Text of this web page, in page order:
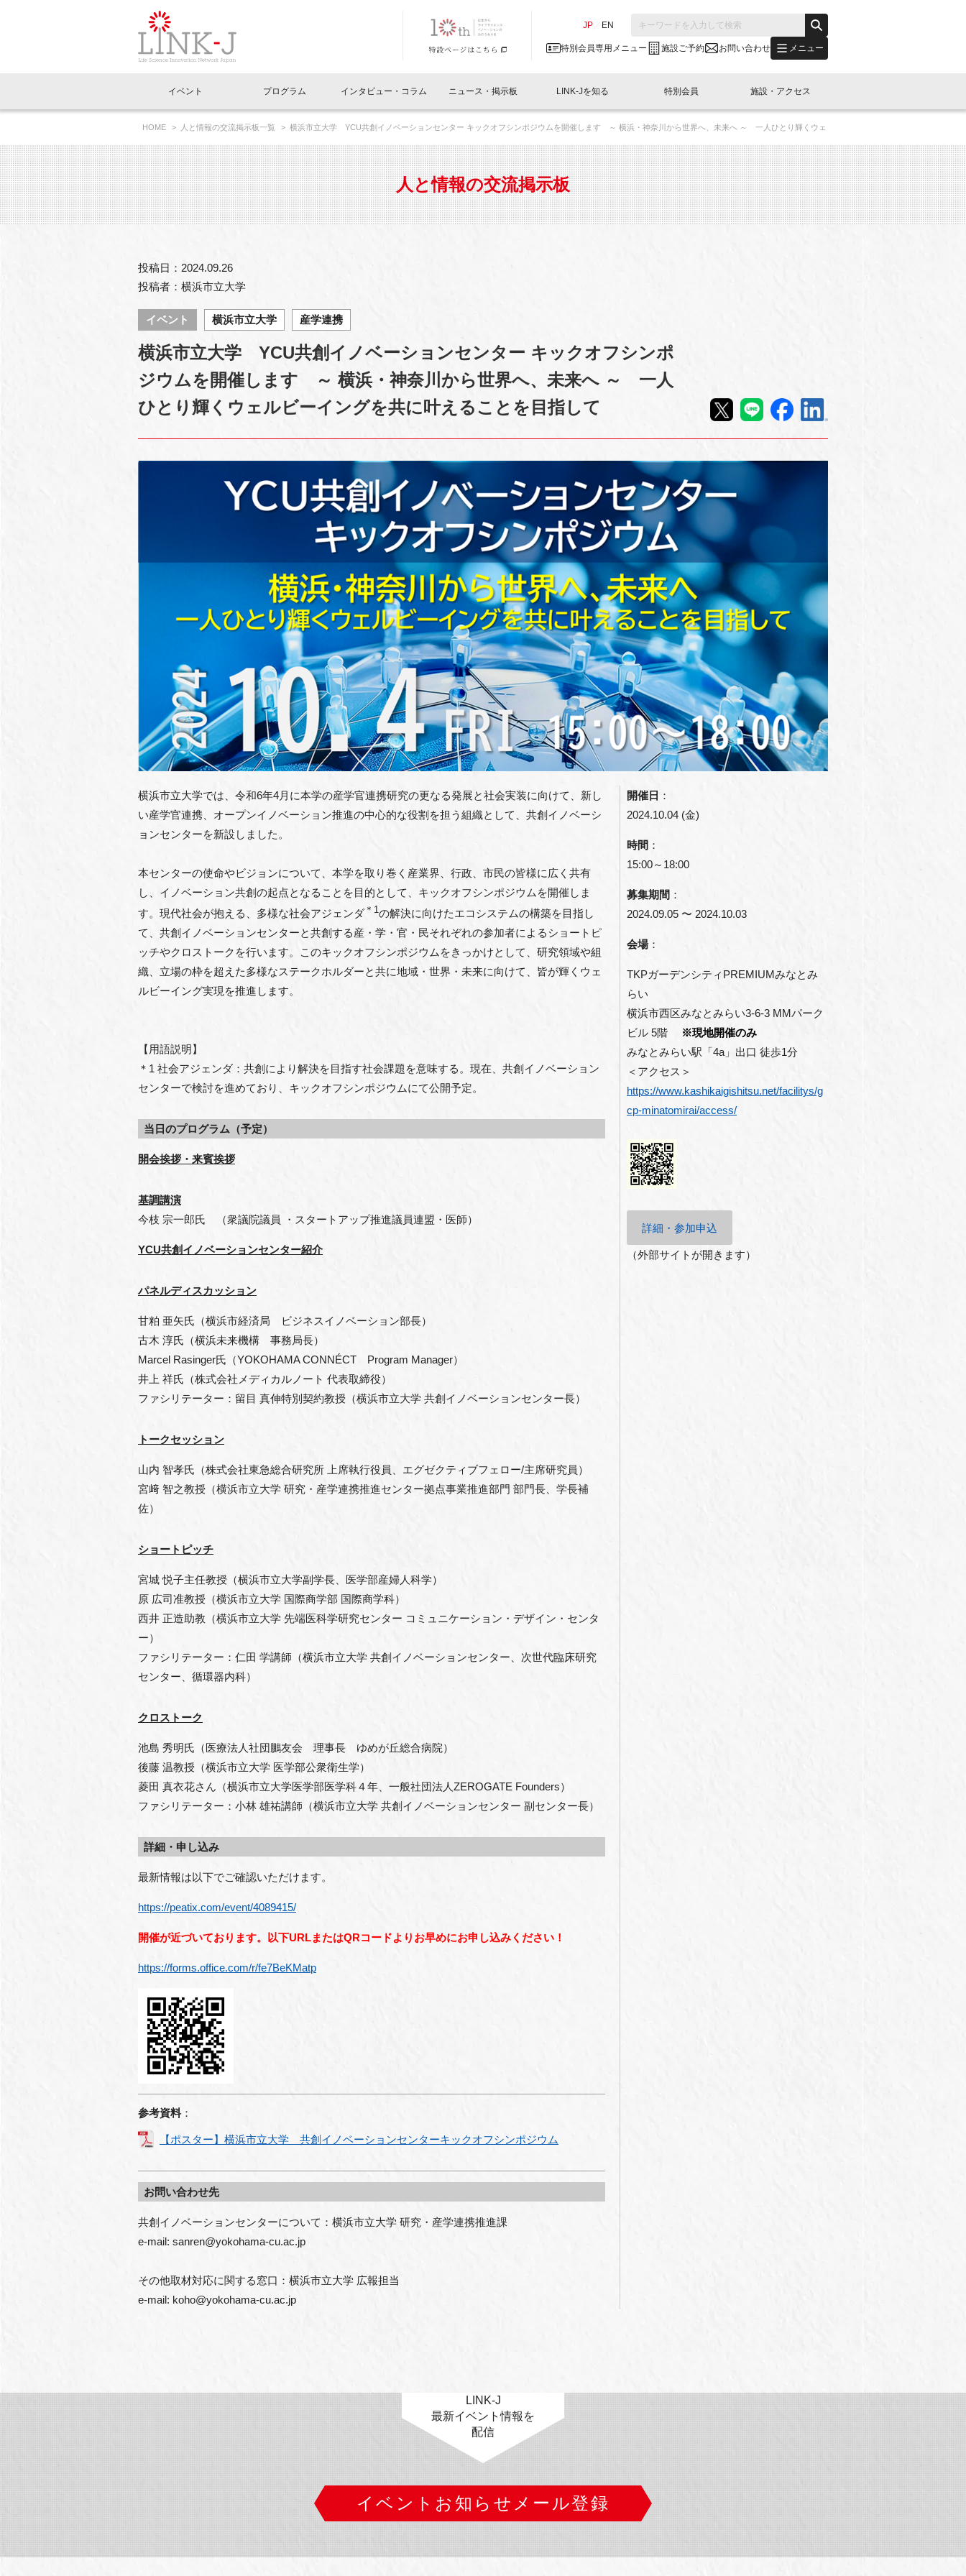
JP EN
特別会員専用メニュー 施設ご予約 お問い合わせ メニュー
イベントお知らせメール登録
閉じる
イベント
イベント一覧
LINK-J主催・共催 特別会員開催
LINK-J協賛・協力 出展・参加
イベントレポート一覧
LINK-J主催・共催 特別会員開催
LINK-J協賛・協力 出展・参加
プログラム
Out of Box相談室 What's "UNIKORN"？ What's "LINK-BioBAY TOKYO"？
インタビュー・コラム
インタビュー・コラム一覧
スペシャルインタビュー ベンチャーインタビュー 会報誌 (News Letter)
連載コラム サポーターコラム 日本橋コラム
ニュース・掲示板
ニュース一覧
トピック プレスリリース
メディア情報 海外関連
協賛・協力
人と情報の交流掲示板一覧
会員プレスリリース ニュース・事業紹介
募集 イベント
LINK-Jを知る
理事長挨拶 Why in Nihonbashi What’s LINK-J WEST
国内外連携 サポーター紹介 事業内容
組織概要 パンフレット GTB日本橋エリアについて
特別会員
特別会員一覧 特別会員について 入会申し込み
専用メニューはこちら
施設・アクセス
ラウンジ・会議室 オフィス・ラボ 施設ご予約
アクセス
HOME 人と情報の交流掲示板一覧
横浜市立大学 YCU共創イノベーションセンター キックオフシンポジウムを開催します ～ 横浜・神奈川から世界へ、未来へ ～ 一人ひとり輝くウェ
人と情報の交流掲示板
投稿日：2024.09.26
投稿者：横浜市立大学
イベント 横浜市立大学 産学連携
横浜市立大学 YCU共創イノベーションセンター キックオフシンポ
ジウムを開催します ～ 横浜・神奈川から世界へ、未来へ ～ 一人
ひとり輝くウェルビーイングを共に叶えることを目指して
横浜市立大学では、令和6年4月に本学の産学官連携研究の更なる発展と社会実装に向けて、新し
い産学官連携、オープンイノベーション推進の中心的な役割を担う組織として、共創イノベーシ
ョンセンターを新設しました。
本センターの使命やビジョンについて、本学を取り巻く産業界、行政、市民の皆様に広く共有
し、イノベーション共創の起点となることを目的として、キックオフシンポジウムを開催しま
す。現代社会が抱える、多様な社会アジェンダ＊1の解決に向けたエコシステムの構築を目指し
て、共創イノベーションセンターと共創する産・学・官・民それぞれの参加者によるショートピ
ッチやクロストークを行います。このキックオフシンポジウムをきっかけとして、研究領域や組
織、立場の枠を超えた多様なステークホルダーと共に地域・世界・未来に向けて、皆が輝くウェ
ルビーイング実現を推進します。
【用語説明】
＊1 社会アジェンダ：共創により解決を目指す社会課題を意味する。現在、共創イノベーション
センターで検討を進めており、キックオフシンポジウムにて公開予定。
当日のプログラム（予定）
開会挨拶・来賓挨拶
基調講演
今枝 宗一郎氏 （衆議院議員 ・スタートアップ推進議員連盟・医師）
YCU共創イノベーションセンター紹介
パネルディスカッション
甘粕 亜矢氏（横浜市経済局 ビジネスイノベーション部長）
古木 淳氏（横浜未来機構 事務局長）
Marcel Rasinger氏（YOKOHAMA CONNÉCT Program Manager）
井上 祥氏（株式会社メディカルノート 代表取締役）
ファシリテーター：留目 真伸特別契約教授（横浜市立大学 共創イノベーションセンター長）
トークセッション
山内 智孝氏（株式会社東急総合研究所 上席執行役員、エグゼクティブフェロー/主席研究員）
宮﨑 智之教授（横浜市立大学 研究・産学連携推進センター拠点事業推進部門 部門長、学長補
佐）
ショートピッチ
宮城 悦子主任教授（横浜市立大学副学長、医学部産婦人科学）
原 広司准教授（横浜市立大学 国際商学部 国際商学科）
西井 正造助教（横浜市立大学 先端医科学研究センター コミュニケーション・デザイン・センタ
ー）
ファシリテーター：仁田 学講師（横浜市立大学 共創イノベーションセンター、次世代臨床研究
センター、循環器内科）
クロストーク
池島 秀明氏（医療法人社団鵬友会 理事長 ゆめが丘総合病院）
後藤 温教授（横浜市立大学 医学部公衆衛生学）
菱田 真衣花さん（横浜市立大学医学部医学科４年、一般社団法人ZEROGATE Founders）
ファシリテーター：小林 雄祐講師（横浜市立大学 共創イノベーションセンター 副センター長）
詳細・申し込み
最新情報は以下でご確認いただけます。
https://peatix.com/event/4089415/
開催が近づいております。以下URLまたはQRコードよりお早めにお申し込みください！
https://forms.office.com/r/fe7BeKMatp
参考資料：
【ポスター】横浜市立大学 共創イノベーションセンターキックオフシンポジウム
お問い合わせ先
共創イノベーションセンターについて：横浜市立大学 研究・産学連携推進課
e-mail: sanren@yokohama-cu.ac.jp
その他取材対応に関する窓口：横浜市立大学 広報担当
e-mail: koho@yokohama-cu.ac.jp
開催日 ：
2024.10.04 (金)
時間 ：
15:00～18:00
募集期間 ：
2024.09.05 〜 2024.10.03
会場：
TKPガーデンシティ PREMIUMみなとみ
らい
横浜市西区みなとみらい3-6-3 MMパーク
ビル 5階
※現地開催のみ
みなとみらい駅「4a 」出口 徒歩1分
＜アクセス＞
https://www.kashikaigishitsu.net/facilitys/g
cp-minatomirai/access/
詳細・参加申込
（外部サイトが開きます）
LINK-J
最新イベント情報を
配信
イベントお知らせメール登録